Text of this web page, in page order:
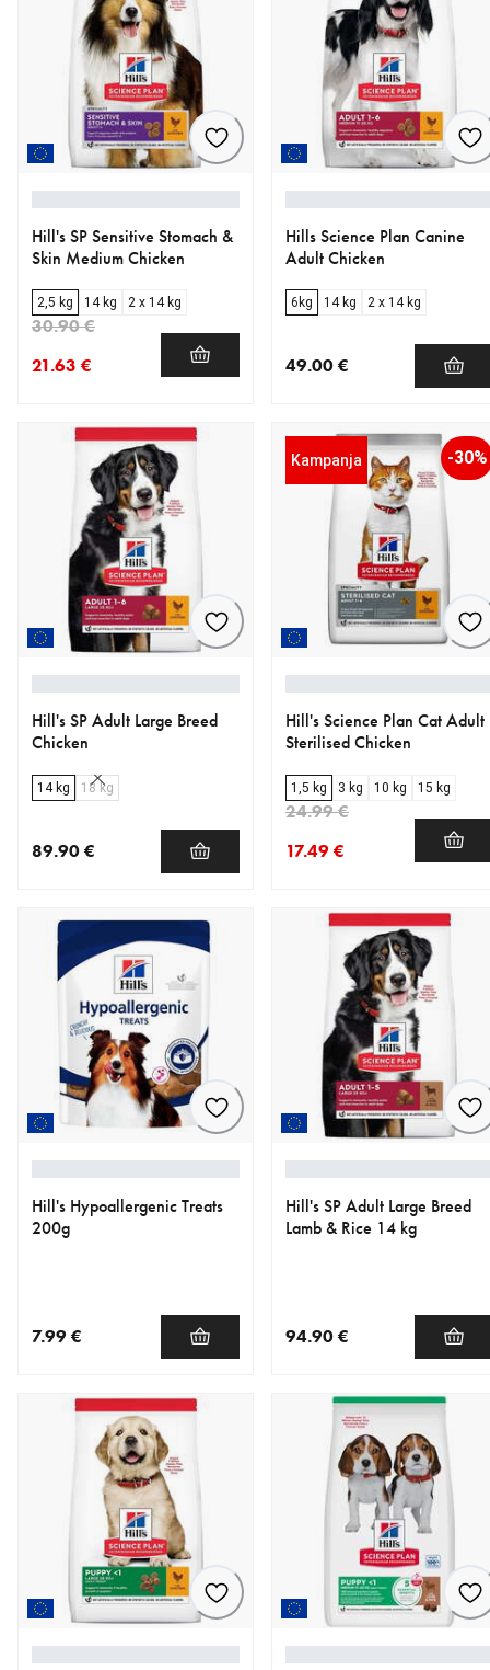
Hill's SP Sensitive Stomach &
Skin Medium Chicken
2,5 kg 14 kg 2 x 14 kg
21.63 €
30.90 €
Hills Science Plan Canine
Adult Chicken
6kg 14 kg 2 x 14 kg
49.00 €
Hill's SP Adult Large Breed
Chicken
14 kg 18 kg
89.90 €
Kampanja -30%
Hill's Science Plan Cat Adult
Sterilised Chicken
1,5 kg 3 kg 10 kg 15 kg
17.49 €
24.99 €
Hill's Hypoallergenic Treats
200g
7.99 €
Hill's SP Adult Large Breed
Lamb & Rice 14 kg
94.90 €